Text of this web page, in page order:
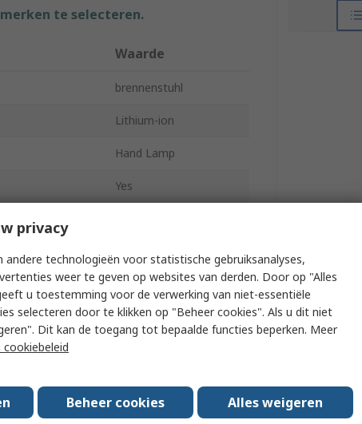
te selecteren.
Waarde
brennenstuhl
Lithium-ion
Hand Lamp
Yes
3.7V
Yes
1
privacy
andere technologieën voor statistische gebruiksanalyses,
weer te geven op websites van derden. Door op "Alles
u toestemming voor de verwerking van niet-essentiële
selecteren door te klikken op "Beheer cookies". Als u dit niet
Dit kan de toegang tot bepaalde functies beperken. Meer
cookiebeleid
Beheer cookies Alles weigeren